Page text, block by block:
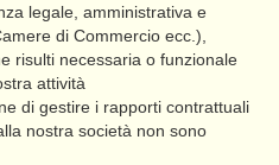
legale, amministrativa e
di Commercio ecc.),
risulti necessaria o funzionale
attività
di gestire i rapporti contrattuali
nostra società non sono